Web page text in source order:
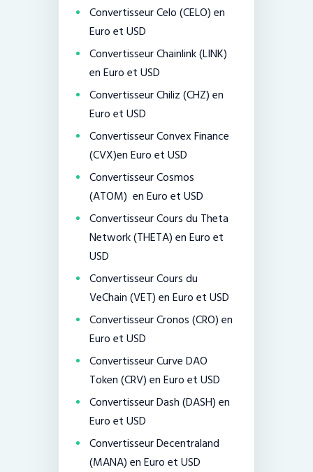
Convertisseur Celo (CELO) en
Euro et USD
Convertisseur Chainlink (LINK)
en Euro et USD
Convertisseur Chiliz (CHZ) en
Euro et USD
Convertisseur Convex Finance
(CVX)en Euro et USD
Convertisseur Cosmos
(ATOM) en Euro et USD
Convertisseur Cours du Theta
Network (THETA) en Euro et
USD
Convertisseur Cours du
VeChain (VET) en Euro et USD
Convertisseur Cronos (CRO) en
Euro et USD
Convertisseur Curve DAO
Token (CRV) en Euro et USD
Convertisseur Dash (DASH) en
Euro et USD
Convertisseur Decentraland
(MANA) en Euro et USD